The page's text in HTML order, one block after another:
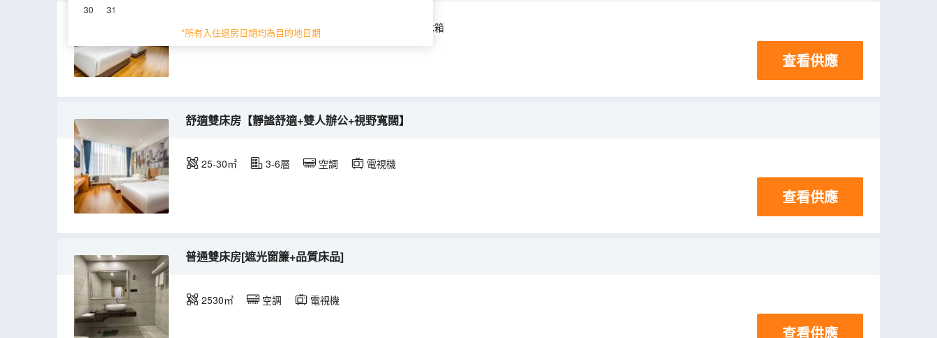
30 31
*所有入住退房日期均為目的地日期
30-35㎡ 3-5層 空調 冰箱
查看供應
舒適雙床房【靜謐舒適+雙人辦公+視野寬闊】
25-30㎡ 3-6層 空調 電視機
查看供應
普通雙床房[遮光窗簾+品質床品]
2530㎡ 空調 電視機
查看供應